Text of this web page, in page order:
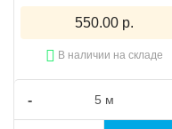
550.00 р.
В наличии на складе
-